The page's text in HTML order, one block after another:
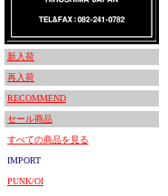
新入荷
再入荷
RECOMMEND
セール商品
すべての商品を見る
IMPORT
PUNK/OI